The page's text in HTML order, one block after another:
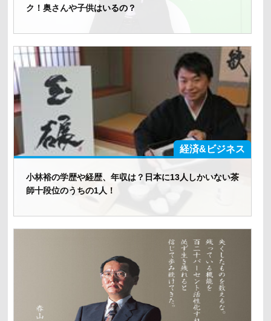
ク！奥さんや子供はいるの？
経済&ビジネス
小林裕の学歴や経歴、年収は？日本に13人しかいない茶
師十段位のうちの1人！